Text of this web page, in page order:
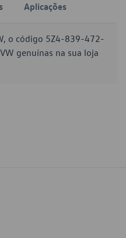
Aplicações
o código 5Z4-839-472-
genuínas na sua loja